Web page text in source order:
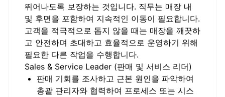
뛰어나도록 보장하는 것입니다. 직무는 매장 내
및 후면을 포함하여 지속적인 이동이 필요합니다.
고객을 적극적으로 돕지 않을 때는 매장을 깨끗하
고 안전하며 초대하고 효율적으로 운영하기 위해
필요한 다른 작업을 수행합니다.
Sales & Service Leader (판매 및 서비스 리더)
판매 기회를 조사하고 근본 원인을 파악하여
총괄 관리자와 협력하여 프로세스 또는 시스